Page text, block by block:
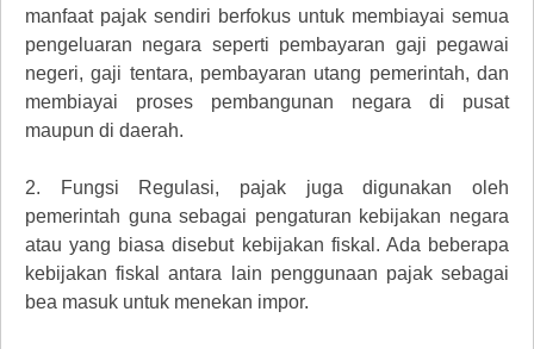
manfaat pajak sendiri berfokus untuk membiayai semua
pengeluaran negara seperti pembayaran gaji pegawai
negeri, gaji tentara, pembayaran utang pemerintah, dan
membiayai proses pembangunan negara di pusat
maupun di daerah.
2.
Fungsi Regulasi, pajak juga digunakan oleh
pemerintah guna sebagai pengaturan kebijakan negara
atau yang biasa disebut kebijakan fiskal. Ada beberapa
kebijakan fiskal antara lain penggunaan pajak sebagai
bea masuk untuk menekan impor.